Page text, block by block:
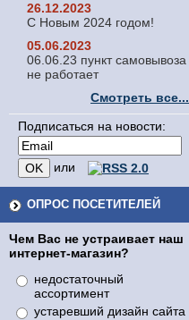
26.12.2023
С Новым 2024 годом!
05.06.2023
06.06.23 пункт самовывоза
не работает
Смотреть все...
Подписаться на новости:
или
ОПРОС ПОСЕТИТЕЛЕЙ
Чем Вас не устраивает наш
интернет-магазин?
недостаточный
ассортимент
устаревший дизайн сайта